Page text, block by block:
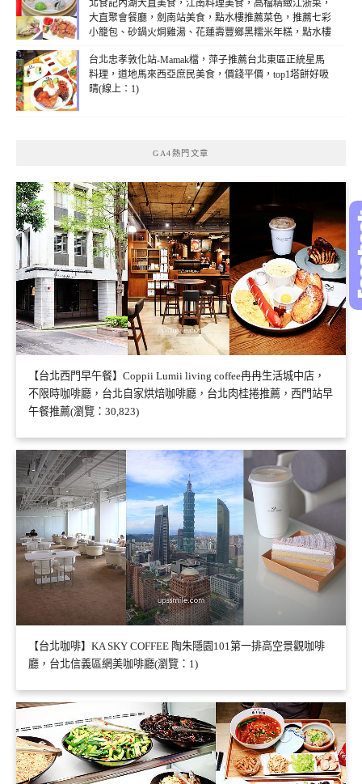
北食記內湖大直美食，江南料理美食，高檔精緻江浙菜，
大直聚會餐廳，劍南站美食，點水樓推薦菜色，推薦七彩
小籠包、砂鍋火烔雞湯、花蓮壽豐鄉黑糯米年糕，點水樓
台北忠孝敦化站-Mamak檔，萍子推薦台北東區正統星馬
料理，道地馬來西亞庶民美食，價錢平價，top1塔餅好吸
晴(線上：1)
GA4熱門文章
【台北西門早午餐】Coppii Lumii living coffee冉冉生活城中店，
不限時咖啡廳，台北自家烘焙咖啡廳，台北肉桂捲推薦，西門站早
午餐推薦(瀏覽：30,823)
【台北咖啡】KA SKY COFFEE 陶朱隱園101第一排高空景觀咖啡
廳，台北信義區網美咖啡廳(瀏覽：1)